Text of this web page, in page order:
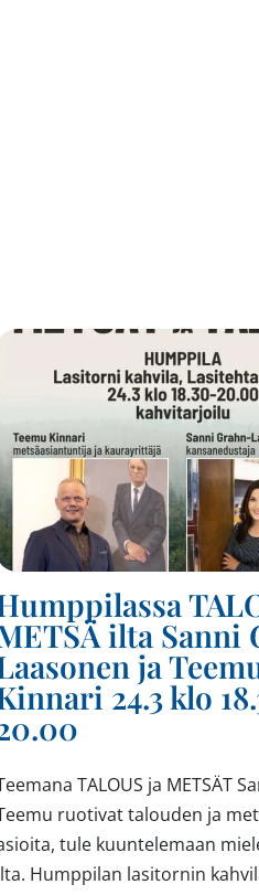
ilta Sanni
ja
24.3 klo
TALOUS ja METSÄT
ruotivat talouden ja
tule kuuntelemaan
Humppilan lasitornin